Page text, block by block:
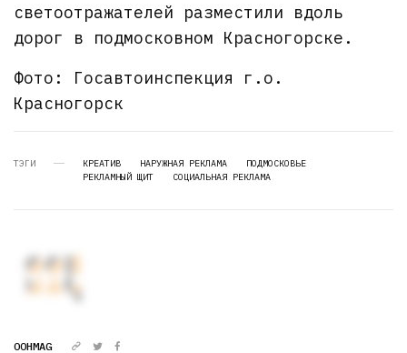
светоотражателей разместили вдоль
дорог в подмосковном Красногорске.
Фото: Госавтоинспекция г.о.
Красногорск
ТЭГИ КРЕАТИВ НАРУЖНАЯ РЕКЛАМА
ПОДМОСКОВЬЕ
РЕКЛАМНЫЙ ЩИТ
СОЦИАЛЬНАЯ РЕКЛАМА
OOHMAG